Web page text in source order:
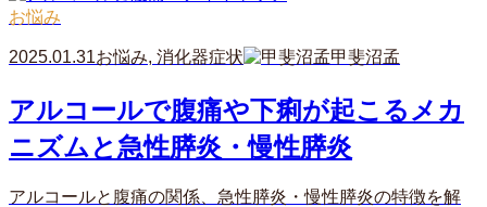
お悩み
2025.01.31お悩み, 消化器症状 甲斐沼孟
アルコールで腹痛や下痢が起こるメカ
ニズムと急性膵炎・慢性膵炎
アルコールと腹痛の関係、急性膵炎・慢性膵炎の特徴を解